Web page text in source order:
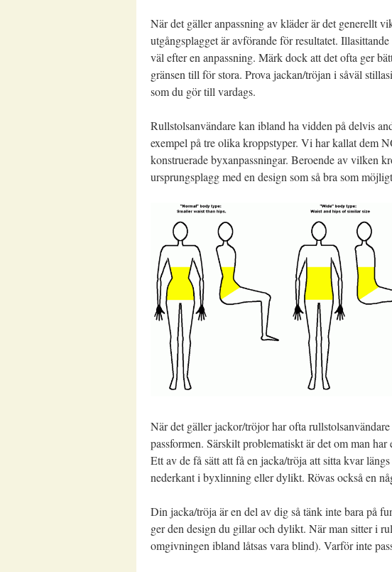
När det gäller anpassning av kläder är det generellt
utgångsplagget är avförande för resultatet.
väl efter en anpassning. Märk dock att det ofta ger
gränsen till för stora. Prova jackan/tröjan i såväl
som du gör till vardags.
Rullstolsanvändare kan ibland ha vidden på delvis
exempel på tre olika kroppstyper. Vi har kallat
konstruerade byxanpassningar. Beroende av vilken
ursprungsplagg med en design som så bra som
När det gäller jackor/tröjor har ofta
passformen. Särskilt problematiskt är det om man
Ett av de få sätt att få en jacka/tröja att sitta kvar
nederkant i byxlinning eller dylikt. Rövas också en
Din jacka/tröja är en del av dig så tänk inte bara på
ger den design du gillar och dylikt. När man sitter i
omgivningen ibland låtsas vara blind). Varför inte